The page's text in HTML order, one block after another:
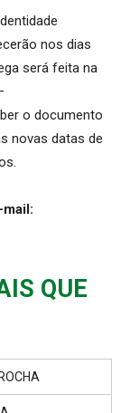
nos dias
será feita na
o documento
novas datas de
QUE